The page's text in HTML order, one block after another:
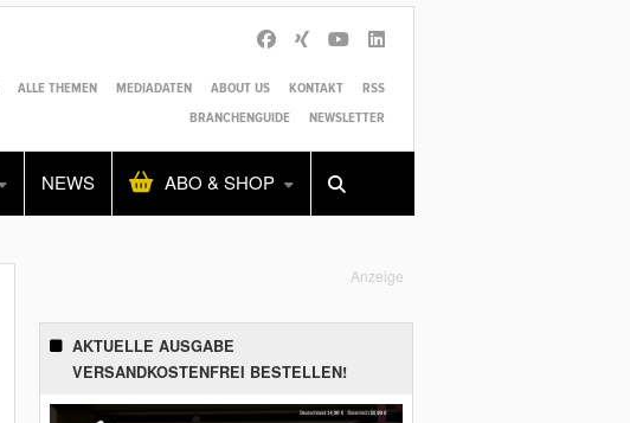
ALLE THEMEN MEDIADATEN ABOUT US KONTAKT
RSS
BRANCHENGUIDE
NEWSLETTER
NEWS ABO & SHOP
Alles Shop SUCHEN
Anzeige
AKTUELLE AUSGABE
VERSANDKOSTENFREI BESTELLEN!